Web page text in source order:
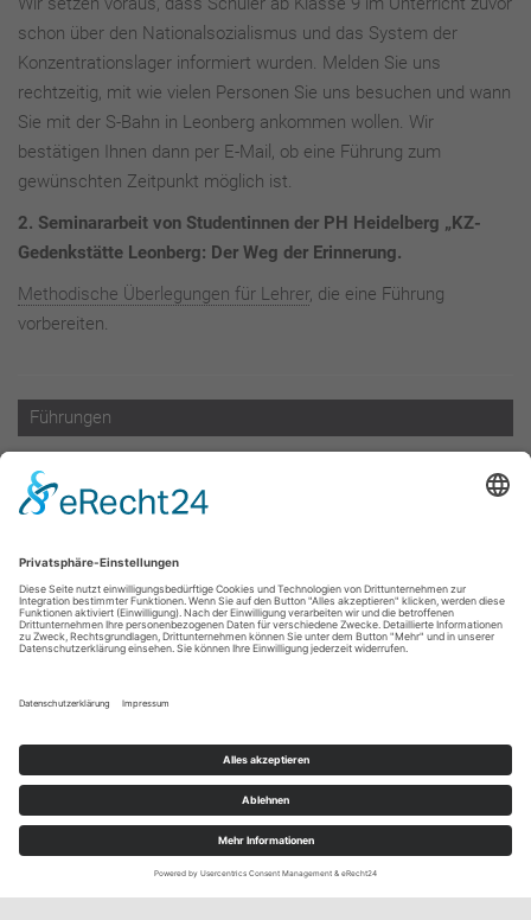
schon über den Nationalsozialismus und das System der
Konzentrationslager informiert wurden. Melden Sie uns
rechtzeitig, mit wie vielen Personen Sie uns besuchen und wann
Sie mit der S-Bahn in Leonberg ankommen wollen. Wir
bestätigen Ihnen dann per E-Mail, ob eine Führung zum
gewünschten Zeitpunkt möglich ist.
2. Seminararbeit von Studentinnen der PH Heidelberg „KZ-
Gedenkstätte Leonberg: Der Weg der Erinnerung.
Methodische Überlegungen für Lehrer, die eine Führung
vorbereiten.
Führungen
Formular Teilnahmebestätigung LpB 2025
Kontakt
Kontaktinformationen
Mitglied im Verbund der Gedenkstätten
im ehemaligen KZ-Komplex Natzweiler e. V.
Impressum
Datenschutz Haftungsausschluss